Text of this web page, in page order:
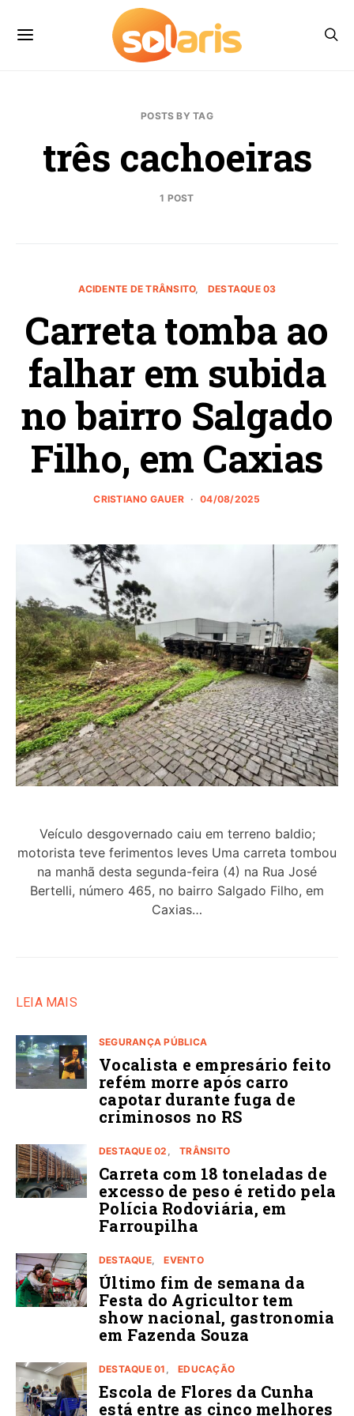
POSTS BY TAG
três cachoeiras
1 POST
ACIDENTE DE TRÂNSITO DESTAQUE 03
Carreta tomba ao
falhar em subida
no bairro Salgado
Filho, em Caxias
CRISTIANO GAUER 04/08/2025
Veículo desgovernado caiu em terreno baldio;
motorista teve ferimentos leves Uma carreta tombou
na manhã desta segunda-feira (4) na Rua José
Bertelli, número 465, no bairro Salgado Filho, em
Caxias…
LEIA MAIS
SEGURANÇA PÚBLICA
Vocalista e empresário feito
refém morre após carro
capotar durante fuga de
criminosos no RS
DESTAQUE 02 TRÂNSITO
Carreta com 18 toneladas de
excesso de peso é retido pela
Polícia Rodoviária, em
Farroupilha
DESTAQUE EVENTO
Último fim de semana da
Festa do Agricultor tem
show nacional, gastronomia
em Fazenda Souza
DESTAQUE 01 EDUCAÇÃO
Escola de Flores da Cunha
está entre as cinco melhores